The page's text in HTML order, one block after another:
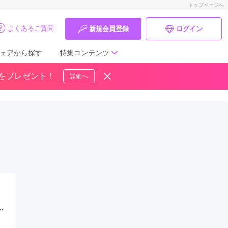
トップページへ
よくあるご質問 新規会員登録 ログイン
アから探す 特集コンテンツ
プレゼント！ 詳細へ